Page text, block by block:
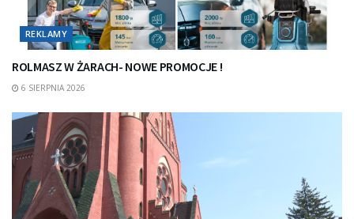
REKLAMY
ROLMASZ W ŻARACH- NOWE PROMOCJE !
6 SIERPNIA 2026